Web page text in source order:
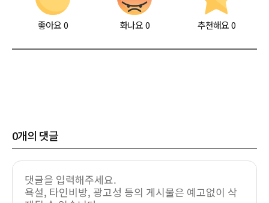
좋아요0 화나요0 추천해요 0
0개의 댓글